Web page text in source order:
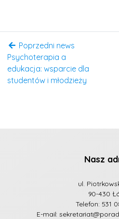
Poprzedni news
Psychoterapia a
edukacja: wsparcie dla
studentów i młodzieży
Nasz
ul.
90-430
Telefon: 531
E-mail: